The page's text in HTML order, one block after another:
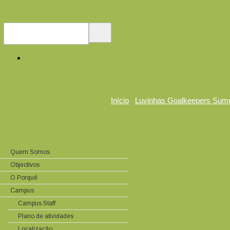
Início Luvinhas Goalkeepers
Quem Somos
Objectivos
O Porquê
Campus
Campus Staff
Plano de atividades